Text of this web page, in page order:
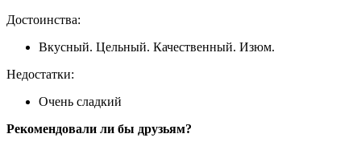
Достоинства:
Вкусный. Цельный. Качественный. Изюм.
Недостатки:
Очень сладкий
Рекомендовали ли бы друзьям?